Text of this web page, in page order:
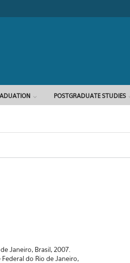
POSTGRADUATE STUDIES
Janeiro, Brasil, 2007.
do Rio de Janeiro,